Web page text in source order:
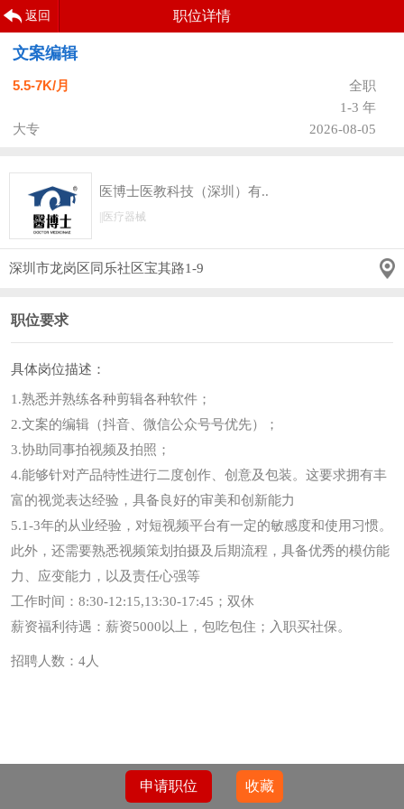
返回 职位详情
文案编辑
5.5-7K/月
全职
1-3 年
大专
2026-08-05
医博士医教科技（深圳）有..
||医疗器械
深圳市龙岗区同乐社区宝其路1-9
职位要求
具体岗位描述：
1.熟悉并熟练各种剪辑各种软件；
2.文案的编辑（抖音、微信公众号号优先）；
3.协助同事拍视频及拍照；
4.能够针对产品特性进行二度创作、创意及包装。这要求拥有丰
富的视觉表达经验，具备良好的审美和创新能力
5.1-3年的从业经验，对短视频平台有一定的敏感度和使用习惯。
此外，还需要熟悉视频策划拍摄及后期流程，具备优秀的模仿能
力、应变能力，以及责任心强等
工作时间：8:30-12:15,13:30-17:45；双休
薪资福利待遇：薪资5000以上，包吃包住；入职买社保。
招聘人数：4人
申请职位 收藏